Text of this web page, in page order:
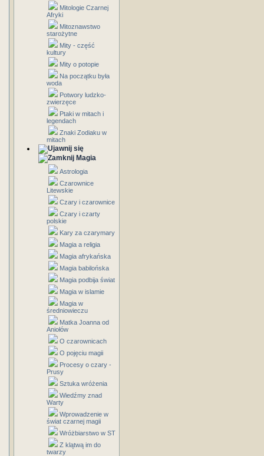
Mitologie Czarnej
Afryki
Mitoznawstwo
starożytne
Mity - część
kultury
Mity o potopie
Na początku była
woda
Potwory ludzko-
zwierzęce
Ptaki w mitach i
legendach
Znaki Zodiaku w
mitach
Magia
Astrologia
Czarownice
Litewskie
Czary i czarownice
Czary i czarty
polskie
Kary za czarymary
Magia a religia
Magia afrykańska
Magia babilońska
Magia podbija świat
Magia w islamie
Magia w
średniowieczu
Matka Joanna od
Aniołów
O czarownicach
O pojęciu magii
Procesy o czary -
Prusy
Sztuka wróżenia
Wiedźmy znad
Warty
Wprowadzenie w
świat czarnej magii
Wróżbiarstwo w ST
Z klątwą im do
twarzy